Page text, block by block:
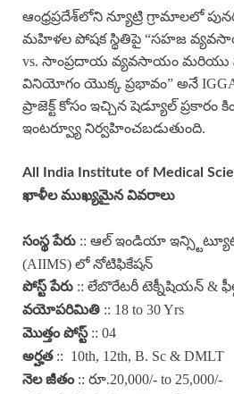
ఆంధ్రప్రదేశ్‌లోని న్యూట్రి గ్రామాలలో
మహిళల పోషక స్థితిపై “సహజ
vs. సాంప్రదాయ వ్యవసాయం
వినియోగం యొక్క ప్రభావం” అనే
ప్రాజెక్ట్ కోసం ఇచ్చిన షెడ్యూల్ ప్రకారం
ఇంటర్వ్యూ నిర్వహించబడుతుంది.
All India Institute of Medical
ఖాళీల ముఖ్యమైన వివరాలు
సంస్థ పేరు :: ఆల్ ఇండియా
(AIIMS) లో నోటిఫికేషన్
పోస్ట్ పేరు :: లేబొరేటరీ టెక్నీషియన్ & ఫీల్డ్
వయోపరిమితి :: 18 to 30 Yrs
మొత్తం పోస్ట్:: 04
అర్హత:: 10th, 12th, B. Sc & DMLT
నెల జీతం:: రూ.20,000/- to 25,000/-